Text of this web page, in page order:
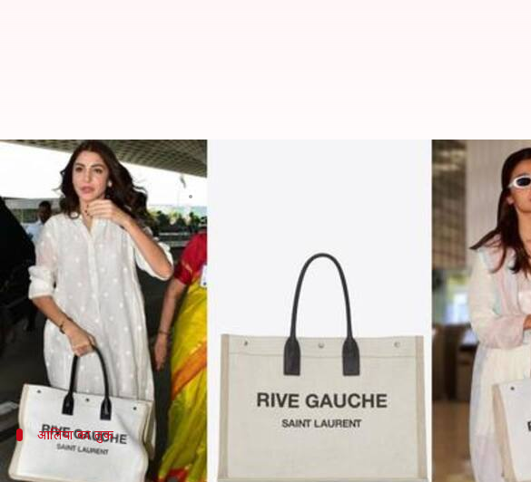
एयरपोर्ट पर एक जैसे मंहगे हैंडबैग्स के साथ स्पॉट
लेखन स्वाति पाण्डेय May 11, 2019
क्या है खबर?
बॉलीवुड अभिनेत्रियां हमेशा ही अपने स्टाइल से लोगों के लिए फैशन गोल सेट
रेड कार्पेट हो, जिम हो या फिर सैलून सेशन हो, ये डीवास अपने बेस्ट अवतार
पिछले कई महीनों से महंगे हैंडबैग्स का ट्रेंड अभिनेत्रियों में देखा जा रहा है।
ऐसे में हाल ही में अनुष्का शर्मा और आलिया भट्ट वाईएसएल हैंडबैग्स के साथ
आलिया का लुक
छुट्टियां मनाकर वापस लौटीं आलिया